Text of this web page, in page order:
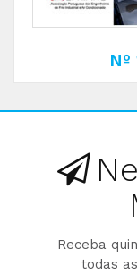
Receba
todas